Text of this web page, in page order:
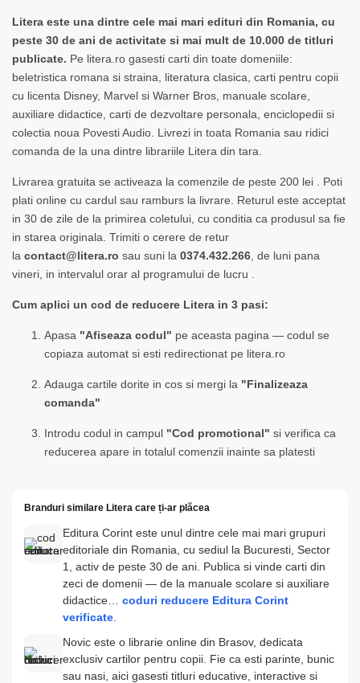
Litera este una dintre cele mai mari edituri din Romania, cu
peste 30 de ani de activitate si mai mult de 10.000 de titluri
publicate. Pe litera.ro gasesti carti din toate domeniile:
beletristica romana si straina, literatura clasica, carti pentru copii
cu licenta Disney, Marvel si Warner Bros, manuale scolare,
auxiliare didactice, carti de dezvoltare personala, enciclopedii si
colectia noua Povesti Audio. Livrezi in toata Romania sau ridici
comanda de la una dintre librariile Litera din tara.
Livrarea gratuita se activeaza la comenzile de peste 200 lei . Poti
plati online cu cardul sau ramburs la livrare. Returul este acceptat
in 30 de zile de la primirea coletului, cu conditia ca produsul sa fie
in starea originala. Trimiti o cerere de retur
la contact@litera.ro sau suni la 0374.432.266 , de luni pana
vineri, in intervalul orar al programului de lucru .
Cum aplici un cod de reducere Litera in 3 pasi:
Apasa "Afiseaza codul" pe aceasta pagina — codul se
copiaza automat si esti redirectionat pe litera.ro
Adauga cartile dorite in cos si mergi la "Finalizeaza
comanda"
Introdu codul in campul "Cod promotional" si verifica ca
reducerea apare in totalul comenzii inainte sa platesti
Branduri similare Litera care ți-ar plăcea
Editura Corint este unul dintre cele mai mari grupuri
editoriale din Romania, cu sediul la Bucuresti, Sector
1, activ de peste 30 de ani. Publica si vinde carti din
zeci de domenii — de la manuale scolare si auxiliare
didactice… coduri reducere Editura Corint
verificate
Novic este o librarie online din Brasov, dedicata
exclusiv cartilor pentru copii. Fie ca esti parinte, bunic
sau nasi, aici gasesti titluri educative, interactive si